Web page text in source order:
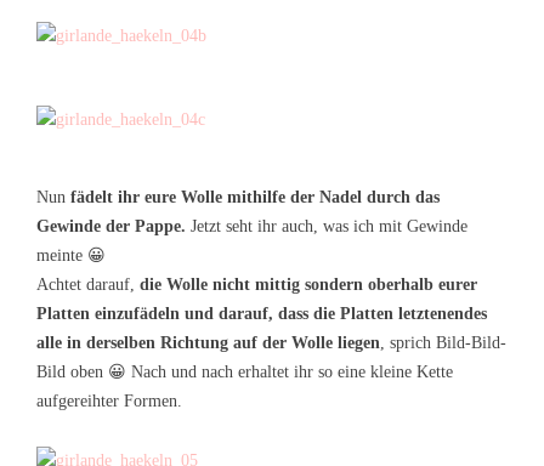
Nun fädelt ihr eure Wolle mithilfe der Nadel durch das
Gewinde der Pappe. Jetzt seht ihr auch, was ich mit Gewinde
meinte 😀
Achtet darauf, die Wolle nicht mittig sondern oberhalb eurer
Platten einzufädeln und darauf, dass die Platten letztenendes
alle in derselben Richtung auf der Wolle liegen, sprich Bild-Bild-
Bild oben 😀 Nach und nach erhaltet ihr so eine kleine Kette
aufgereihter Formen.